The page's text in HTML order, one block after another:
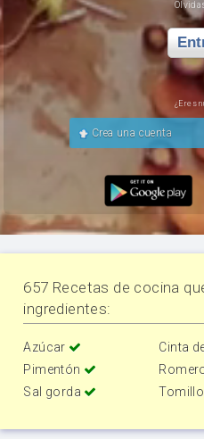
¿Eres
Crea una cuenta
657 Recetas de cocina
ingredientes:
Azúcar
Cinta
Pimentón
Sal gorda
Tomillo